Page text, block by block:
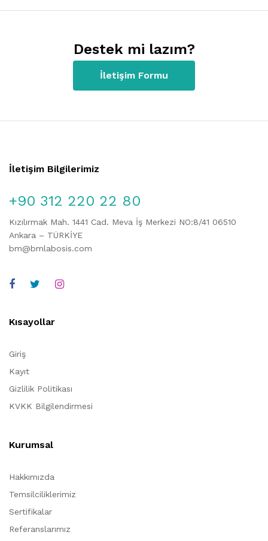
Destek mi lazım?
İletişim Formu
İletişim Bilgilerimiz
+90 312 220 22 80
Kızılırmak Mah. 1441 Cad. Meva İş Merkezi NO:8/41 06510
Ankara – TÜRKİYE
bm@bmlabosis.com
Kısayollar
Giriş
Kayıt
Gizlilik Politikası
KVKK Bilgilendirmesi
Kurumsal
Hakkımızda
Temsilciliklerimiz
Sertifikalar
Referanslarımız